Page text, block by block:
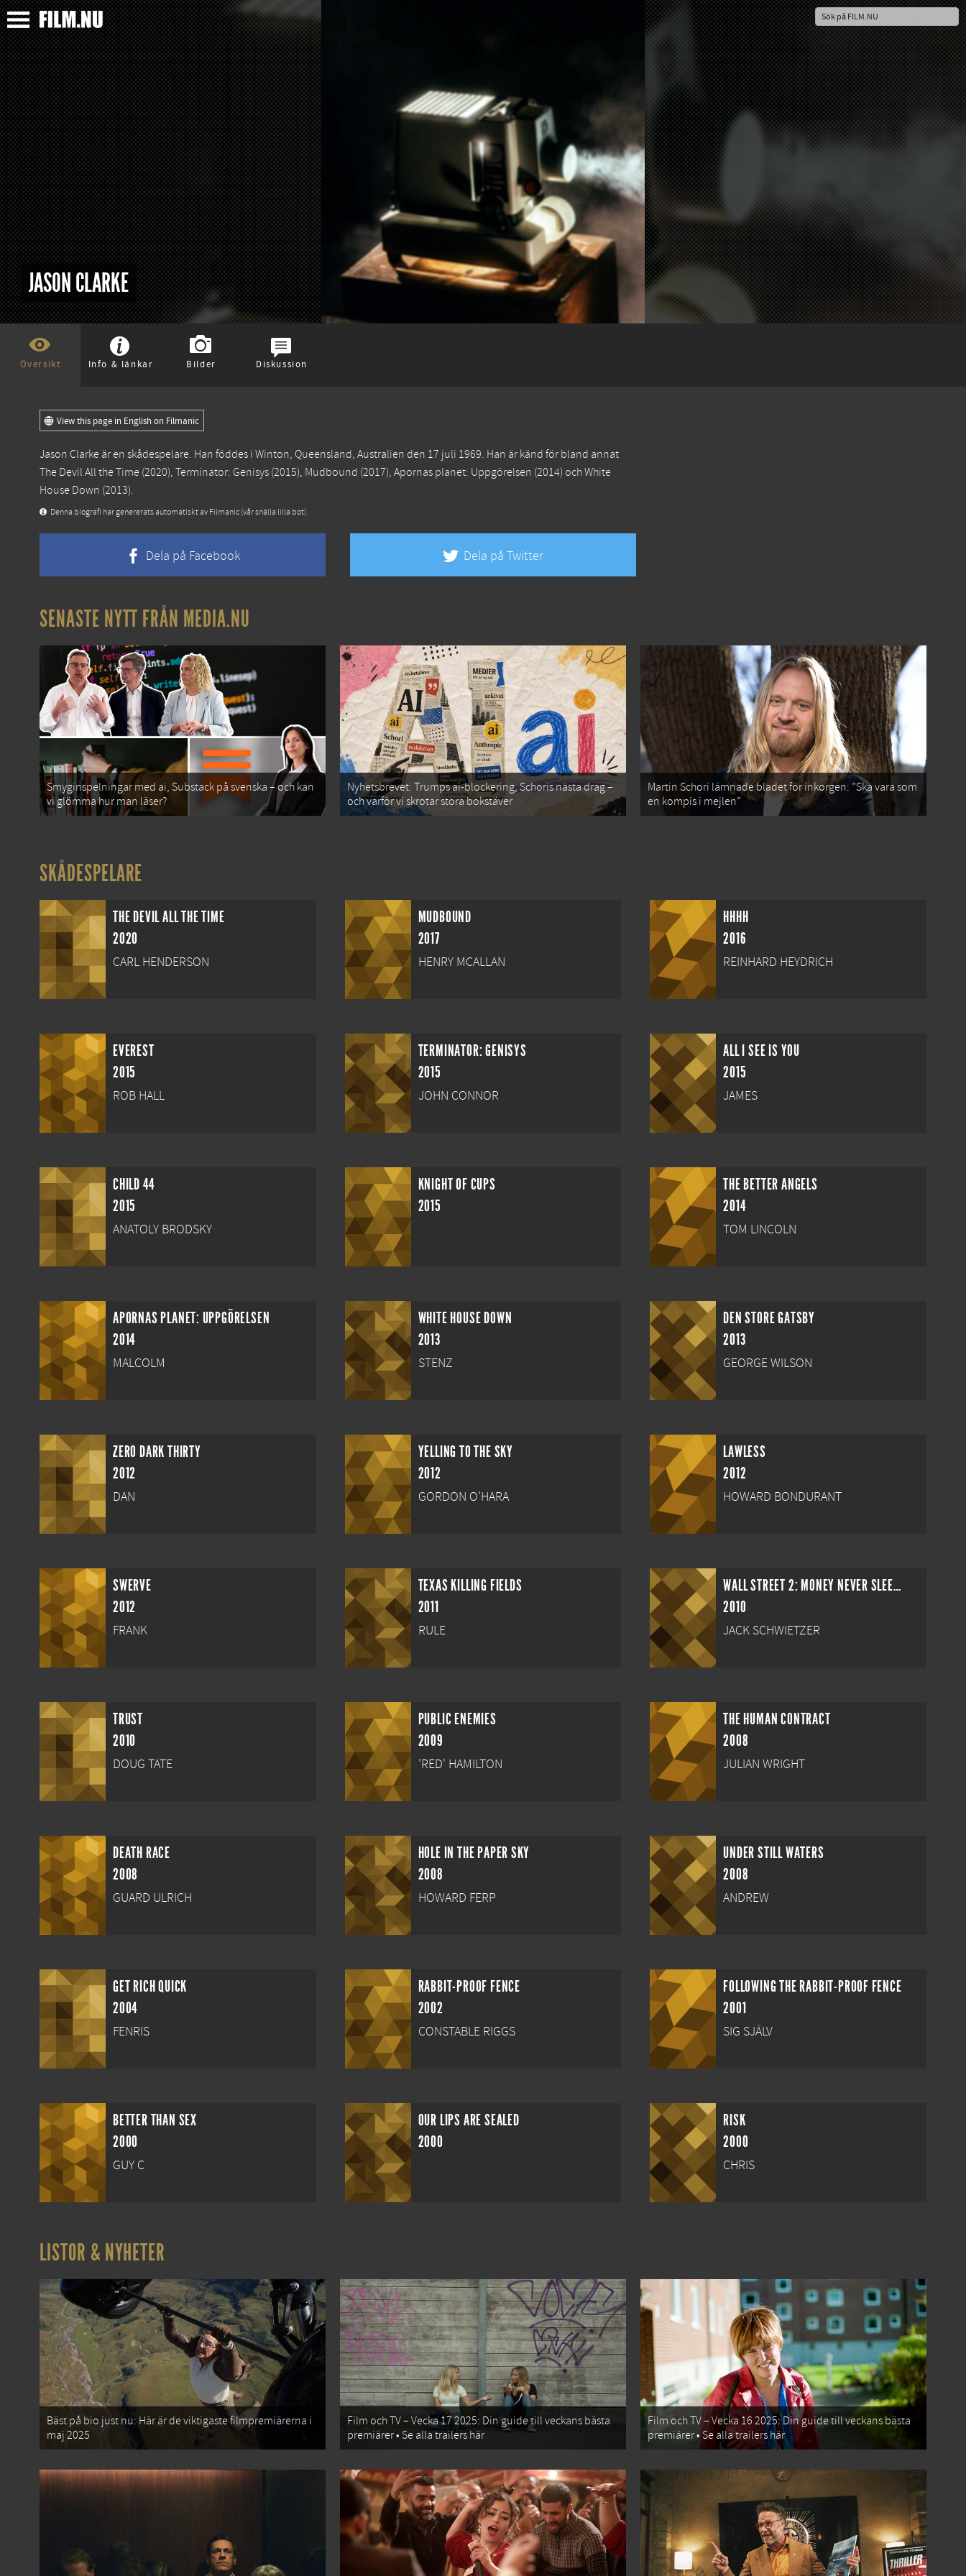
JASON CLARKE
Översikt Info & länkar Bilder Diskussion
View this page in English on Filmanic
Jason Clarke är en skådespelare. Han föddes i Winton, Queensland, Australien den 17 juli 1969. Han är känd för bland annat
The Devil All the Time (2020), Terminator: Genisys (2015), Mudbound (2017), Apornas planet: Uppgörelsen (2014) ochWhite
House Down (2013).
Denna biografi har genererats automatiskt av Filmanic (vår snälla lilla bot).
Dela på Facebook Dela på Twitter
SENASTE NYTT FRÅN MEDIA.NU
Smyginspelningar med ai, Substack på svenska – och kan
vi glömma hur man läser?
Nyhetsbrevet: Trumps ai-blockering, Schoris nästa drag –
och varför vi skrotar stora bokstäver
Martin Schori lämnade bladet för inkorgen: ”Ska vara som
en kompis i mejlen”
SKÅDESPELARE
THE DEVIL ALL THE TIME
2020
CARL HENDERSON
MUDBOUND
2017
HENRY MCALLAN
HHHH
2016
REINHARD HEYDRICH
EVEREST
2015
ROB HALL
TERMINATOR: GENISYS
2015
JOHN CONNOR
ALL I SEE IS YOU
2015
JAMES
CHILD 44
2015
ANATOLY BRODSKY
KNIGHT OF CUPS
2015
THE BETTER ANGELS
2014
TOM LINCOLN
APORNAS PLANET: UPPGÖRELSEN
2014
MALCOLM
WHITE HOUSE DOWN
2013
STENZ
DEN STORE GATSBY
2013
GEORGE WILSON
ZERO DARK THIRTY
2012
DAN
YELLING TO THE SKY
2012
GORDON O'HARA
LAWLESS
2012
HOWARD BONDURANT
SWERVE
2012
FRANK
TEXAS KILLING FIELDS
2011
RULE
WALL STREET 2: MONEY NEVER SLEEPS
2010
JACK SCHWIETZER
TRUST
2010
DOUG TATE
PUBLIC ENEMIES
2009
'RED' HAMILTON
THE HUMAN CONTRACT
2008
JULIAN WRIGHT
DEATH RACE
2008
GUARD ULRICH
HOLE IN THE PAPER SKY
2008
HOWARD FERP
UNDER STILL WATERS
2008
ANDREW
GET RICH QUICK
2004
FENRIS
RABBIT-PROOF FENCE
2002
CONSTABLE RIGGS
FOLLOWING THE RABBIT-PROOF FENCE
2001
SIG SJÄLV
BETTER THAN SEX
2000
GUY C
OUR LIPS ARE SEALED
2000
RISK
2000
CHRIS
LISTOR & NYHETER
Bäst på bio just nu: Här är de viktigaste filmpremiärerna i
maj 2025
Film och TV – Vecka 17 2025: Din guide till veckans bästa
premiärer • Se alla trailers här
Film och TV – Vecka 16 2025: Din guide till veckans bästa
premiärer • Se alla trailers här